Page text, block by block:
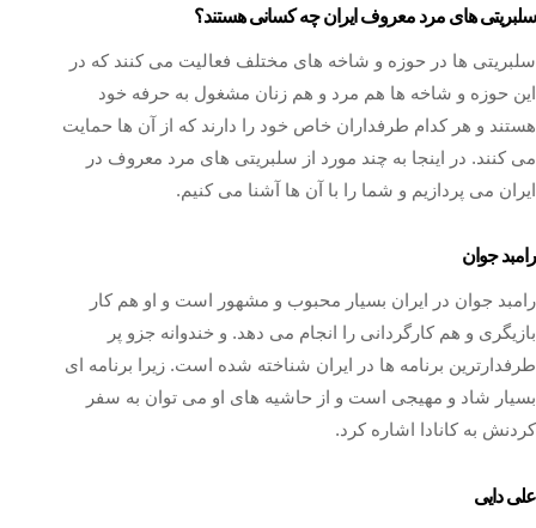
سلبریتی های مرد معروف ایران چه کسانی هستند؟
سلبریتی ها در حوزه و شاخه های مختلف فعالیت می کنند که در
این حوزه و شاخه ها هم مرد و هم زنان مشغول به حرفه خود
هستند و هر کدام طرفداران خاص خود را دارند که از آن ها حمایت
می کنند. در اینجا به چند مورد از سلبریتی های مرد معروف در
ایران می پردازیم و شما را با آن ها آشنا می کنیم.
رامبد جوان
رامبد جوان در ایران بسیار محبوب و مشهور است و او هم کار
بازیگری و هم کارگردانی را انجام می دهد. و خندوانه جزو پر
طرفدارترین برنامه ها در ایران شناخته شده است. زیرا برنامه ای
بسیار شاد و مهیجی است و از حاشیه های او می توان به سفر
کردنش به کانادا اشاره کرد.
علی دایی